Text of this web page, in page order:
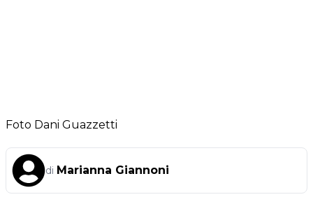
Foto Dani Guazzetti
di Marianna Giannoni